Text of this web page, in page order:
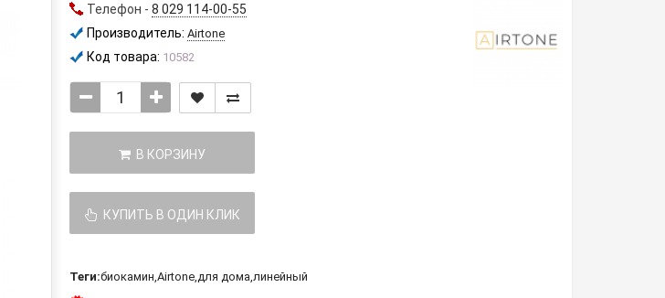
Телефон - 8 029 114-00-55
Производитель: Airtone
Код товара: 10582
В КОРЗИНУ
КУПИТЬ В ОДИН КЛИК
Теги:биокамин,Airtone,для дома,линейный